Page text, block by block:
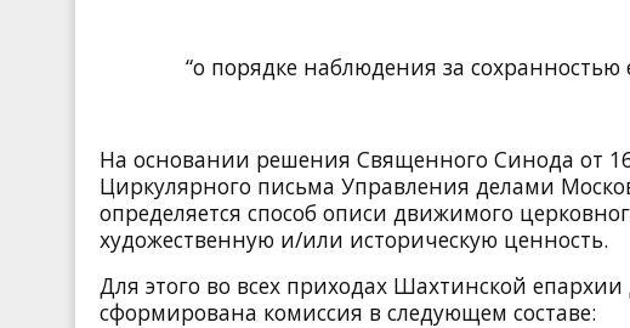
“о порядке наблюдения за
На основании решения Священного Синода от
Циркулярного письма Управления делами
определяется способ описи движимого
художественную и/или историческую ценность.
Для этого во всех приходах Шахтинской
сформирована комиссия в следующем составе: